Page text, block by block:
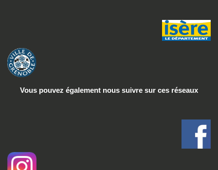
Vous pouvez également nous suivre sur ces réseaux